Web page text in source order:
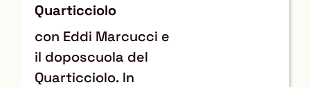
Quarticciolo
con Eddi Marcucci e
il doposcuola del
Quarticciolo. In